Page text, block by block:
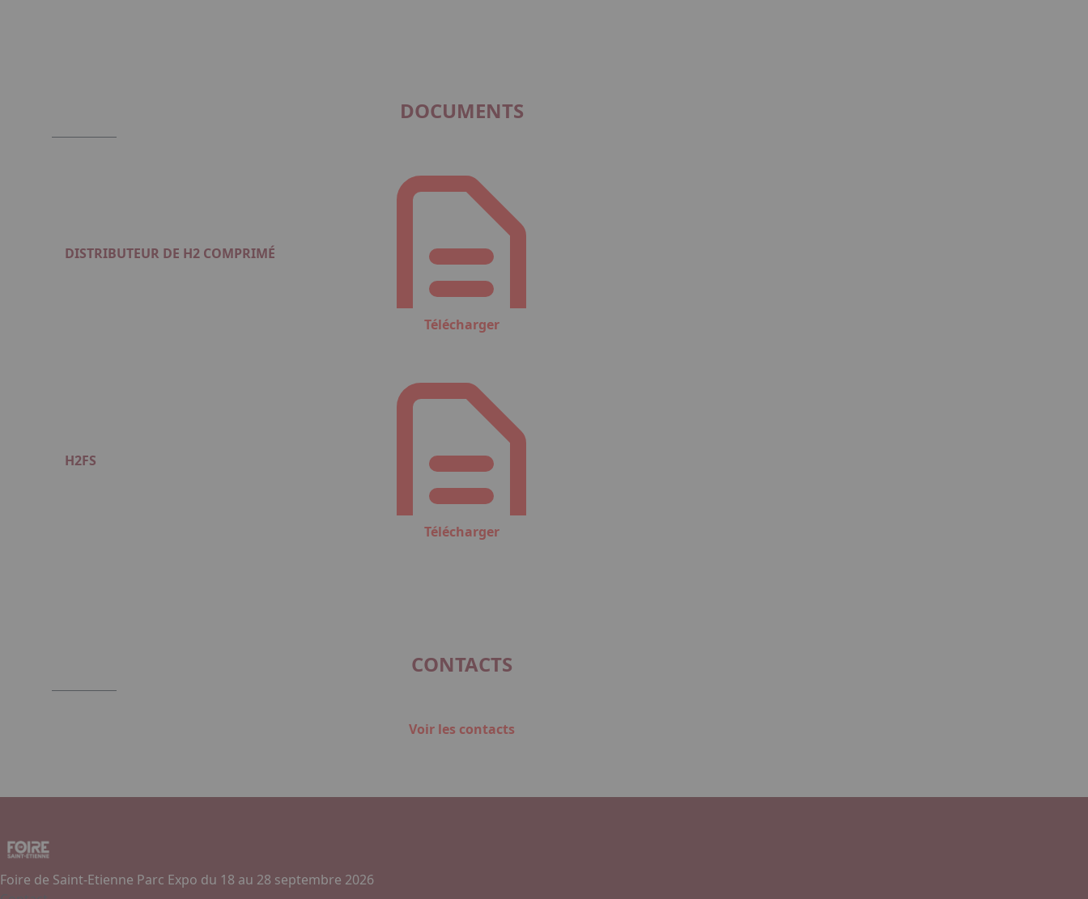
DOCUMENTS
DISTRIBUTEUR DE H2 COMPRIMÉ
Télécharger
H2FS
Télécharger
CONTACTS
Voir les contacts
Foire de Saint-Etienne Parc Expo du 18 au 28 septembre 2026